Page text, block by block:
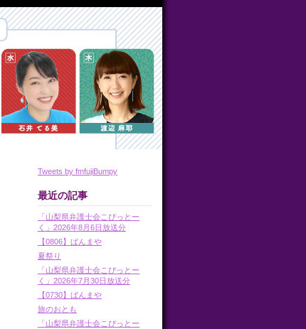
Tweets by fmfujiBumpy
最近の記事
「山梨県弁護士会こぴっとー
く」2026年8月6日放送分
【0806】ばんまや
夏祭り
「山梨県弁護士会こぴっとー
く」2026年7月30日放送分
【0730】ばんまや
旅のおとも
「山梨県弁護士会こぴっとー